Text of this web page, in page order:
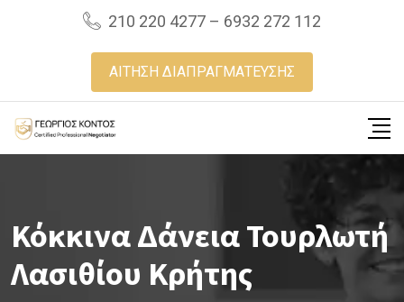
210 220 4277 – 6932 272 112
ΑΙΤΗΣΗ ΔΙΑΠΡΑΓΜΑΤΕΥΣΗΣ
Κόκκινα Δάνεια Τουρλωτή
Λασιθίου Κρήτης